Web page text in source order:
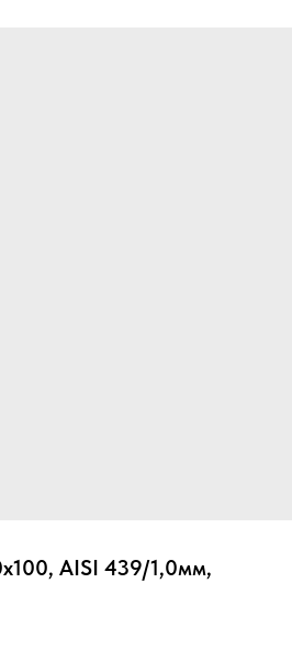
AISI 439/1,0мм,